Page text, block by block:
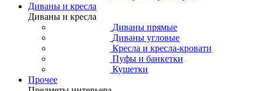
Диваны и кресла
Диваны и кресла
Диваны прямые
Диваны угловые
Кресла и кресла-кровати
Пуфы и банкетки
Кушетки
Прочее